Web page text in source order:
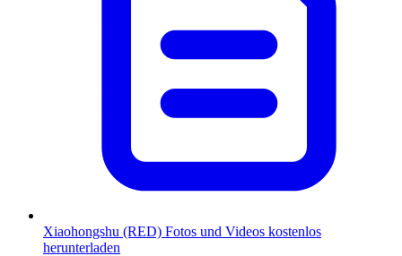
Xiaohongshu (RED) Fotos und Videos kostenlos
herunterladen